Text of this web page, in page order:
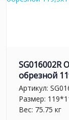
обрезной
Артикул:
Размер:
Вес: 75.75 кг